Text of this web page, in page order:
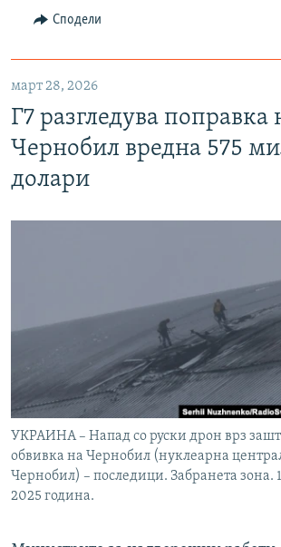
Сподели
март 28, 2026
Г7 разгледува поправка
Чернобил вредна 575
долари
УКРАИНА – Напад со руски дрон врз
обвивка на Чернобил (нуклеарна
Чернобил) – последици. Забранета зона.
2025 година.